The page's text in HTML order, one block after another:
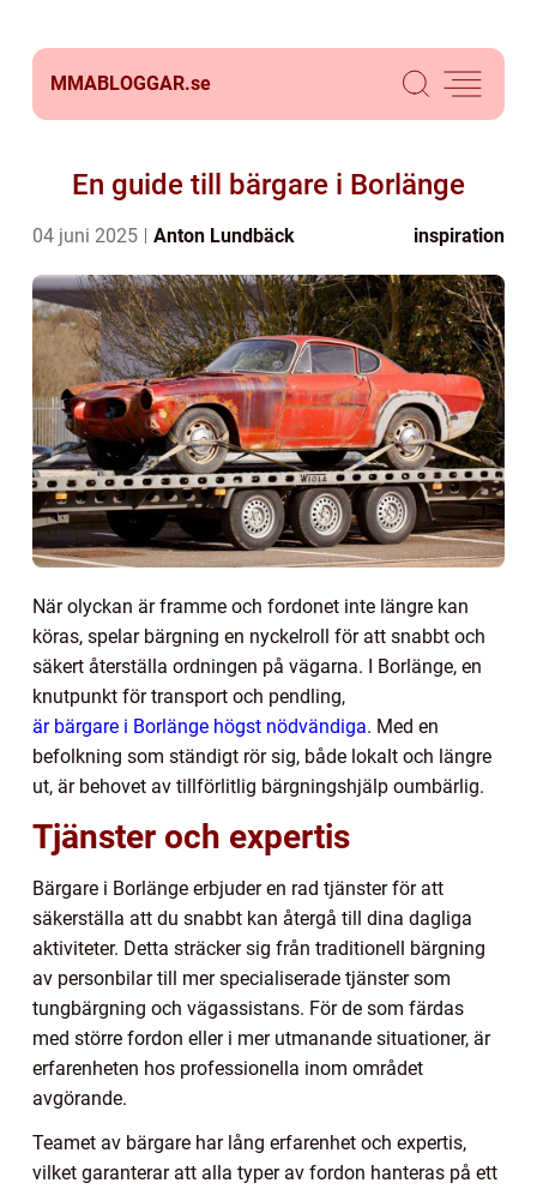
MMABLOGGAR.se
En guide till bärgare i Borlänge
04 juni 2025 Anton Lundbäck inspiration
När olyckan är framme och fordonet inte längre kan
köras, spelar bärgning en nyckelroll för att snabbt och
säkert återställa ordningen på vägarna. I Borlänge, en
knutpunkt för transport och pendling,
är bärgare i Borlänge högst nödvändiga. Med en
befolkning som ständigt rör sig, både lokalt och längre
ut, är behovet av tillförlitlig bärgningshjälp oumbärlig.
Tjänster och expertis
Bärgare i Borlänge erbjuder en rad tjänster för att
säkerställa att du snabbt kan återgå till dina dagliga
aktiviteter. Detta sträcker sig från traditionell bärgning
av personbilar till mer specialiserade tjänster som
tungbärgning och vägassistans. För de som färdas
med större fordon eller i mer utmanande situationer, är
erfarenheten hos professionella inom området
avgörande.
Teamet av bärgare har lång erfarenhet och expertis,
vilket garanterar att alla typer av fordon hanteras på ett